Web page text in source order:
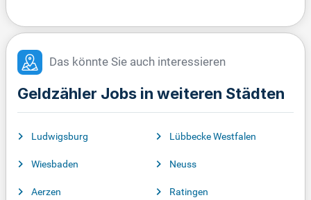
Das könnte Sie auch interessieren
Geldzähler Jobs in weiteren Städten
Ludwigsburg
Wiesbaden
Aerzen
Lübbecke Westfalen
Neuss
Ratingen